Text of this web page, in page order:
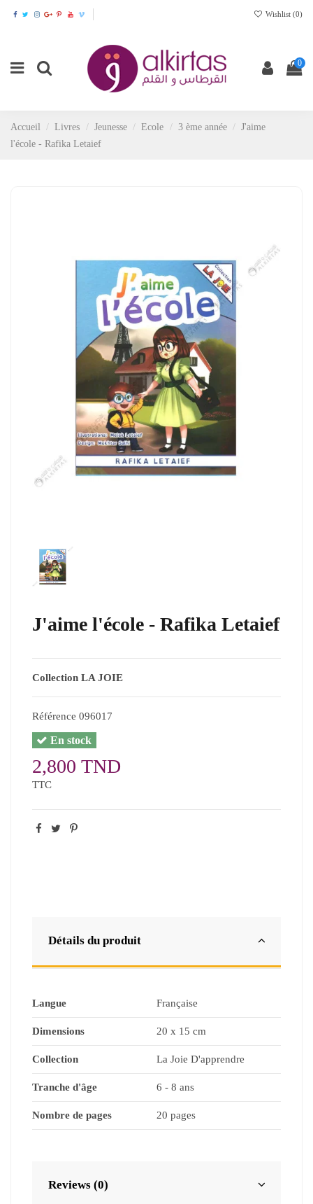
Wishlist (0)
0
Accueil Livres Jeunesse Ecole 3 ème année
J'aime
l'école - Rafika Letaief
J'aime l'école - Rafika Letaief
Collection LA JOIE
Référence 096017
En stock
2,800 TND
TTC
Détails du produit
Langue Française
Dimensions 20 x 15 cm
Collection La Joie D'apprendre
Tranche d'âge 6 - 8 ans
Nombre de pages 20 pages
Reviews (0)